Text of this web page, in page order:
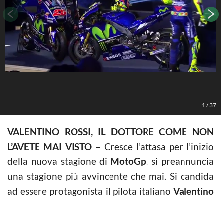
1 /37
VALENTINO ROSSI, IL DOTTORE COME NON
L’AVETE MAI VISTO – Cresce l’attasa per l’inizio
della nuova stagione di MotoGp, si preannuncia
una stagione più avvincente che mai. Si candida
ad essere protagonista il pilota italiano Valentino